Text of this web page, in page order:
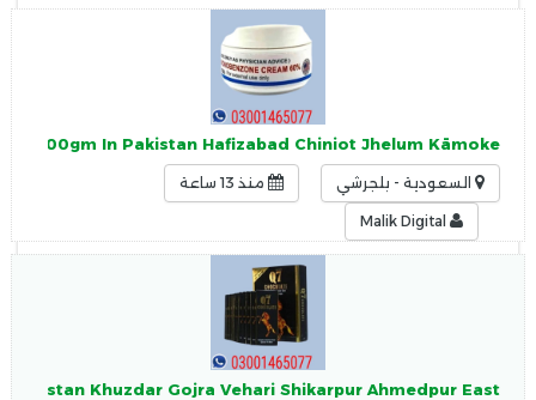
100gm In Pakistan Hafizabad Chiniot Jhelum Kāmoke
السعودية - بلجرشي منذ 13 ساعة
Pakistan Khuzdar Gojra Vehari Shikarpur Ahmedpur East